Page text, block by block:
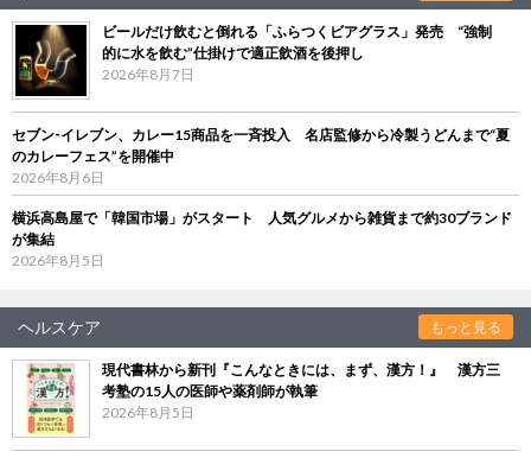
ビールだけ飲むと倒れる「ふらつくビアグラス」発売 “強制
的に水を飲む”仕掛けで適正飲酒を後押し
2026年8月7日
セブン‐イレブン、カレー15商品を一斉投入 名店監修から冷製うどんまで“夏
のカレーフェス”を開催中
2026年8月6日
横浜高島屋で「韓国市場」がスタート 人気グルメから雑貨まで約30ブランド
が集結
2026年8月5日
ヘルスケア もっと見る
現代書林から新刊『こんなときには、まず、漢方！』 漢方三
考塾の15人の医師や薬剤師が執筆
2026年8月5日